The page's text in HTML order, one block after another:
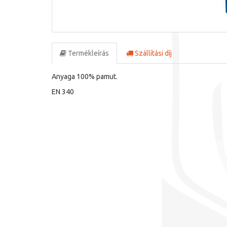
Termékleírás Szállítási díj
Anyaga 100% pamut.
EN 340